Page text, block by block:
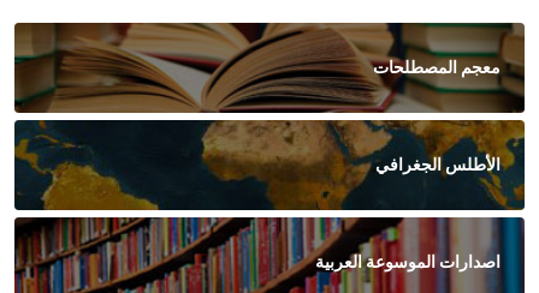
معجم المصطلحات
الأطلس الجغرافي
اصدارات الموسوعة العربية